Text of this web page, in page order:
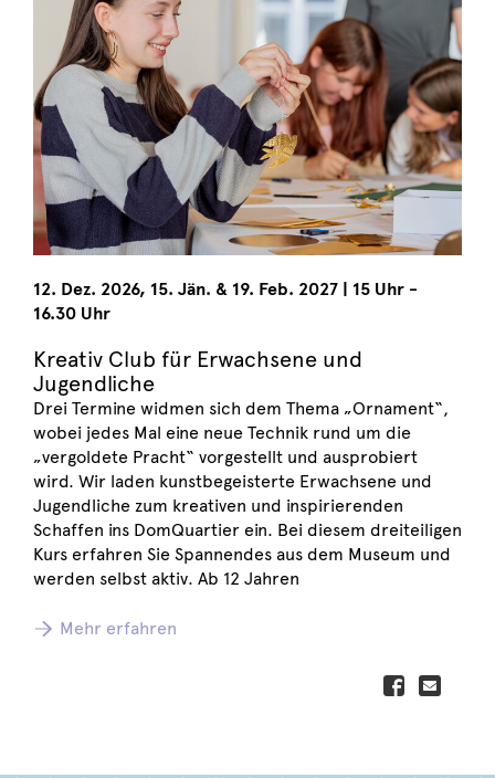
12. Dez. 2026, 15. Jän. & 19. Feb. 2027
15 Uhr -
16.30 Uhr
Kreativ Club für Erwachsene und
Jugendliche
Drei Termine widmen sich dem Thema „Ornament“,
wobei jedes Mal eine neue Technik rund um die
„vergoldete Pracht“ vorgestellt und ausprobiert
wird. Wir laden kunstbegeisterte Erwachsene und
Jugendliche zum kreativen und inspirierenden
Schaffen ins DomQuartier ein. Bei diesem dreiteiligen
Kurs erfahren Sie Spannendes aus dem Museum und
werden selbst aktiv. Ab 12 Jahren
Mehr erfahren